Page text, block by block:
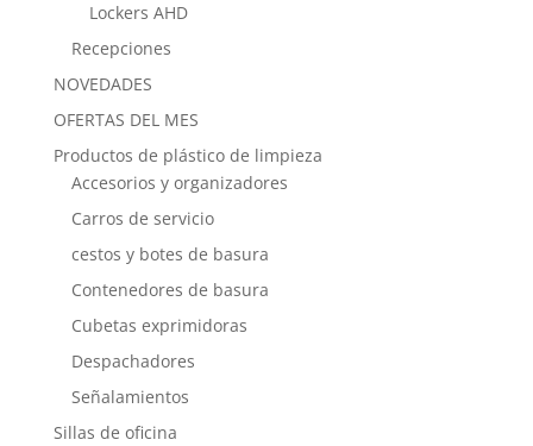
Lockers AHD
Recepciones
NOVEDADES
OFERTAS DEL MES
Productos de plástico de limpieza
Accesorios y organizadores
Carros de servicio
cestos y botes de basura
Contenedores de basura
Cubetas exprimidoras
Despachadores
Señalamientos
Sillas de oficina